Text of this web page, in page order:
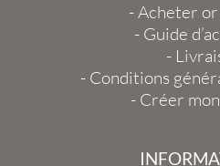
-Acheter
- Guide
-
- Conditions
- Créer